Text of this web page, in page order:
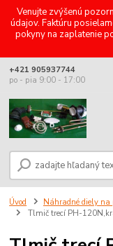
Venujte zvýšenú
údajov. Faktúru
pokyny na zaplatenie
+421 905937744
po - pia 9:00 - 17:00
Úvod Náhradné diely na
Tlmič trecí PH-